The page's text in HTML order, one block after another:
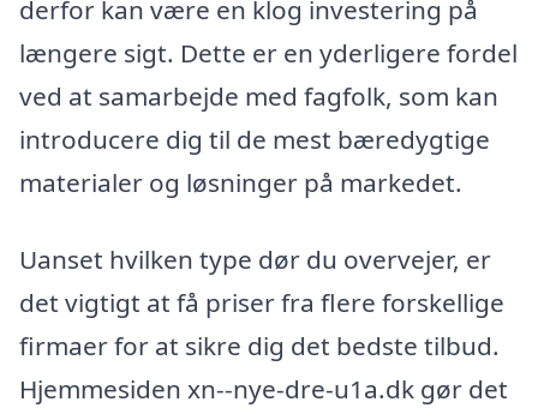
derfor kan være en klog investering på
længere sigt. Dette er en yderligere fordel
ved at samarbejde med fagfolk, som kan
introducere dig til de mest bæredygtige
materialer og løsninger på markedet.
Uanset hvilken type dør du overvejer, er
det vigtigt at få priser fra flere forskellige
firmaer for at sikre dig det bedste tilbud.
Hjemmesiden xn--nye-dre-u1a.dk gør det